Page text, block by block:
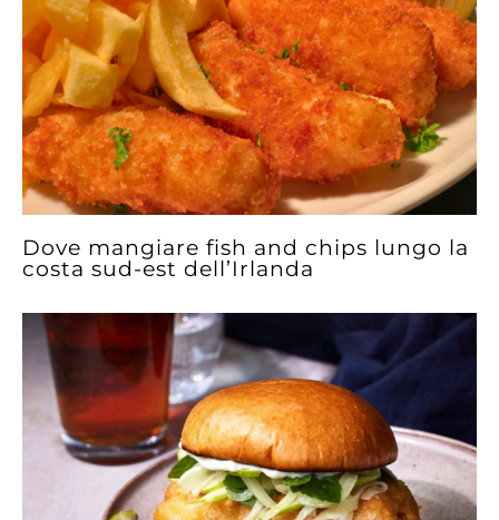
Dove mangiare fish and chips lungo la
costa sud-est dell’Irlanda